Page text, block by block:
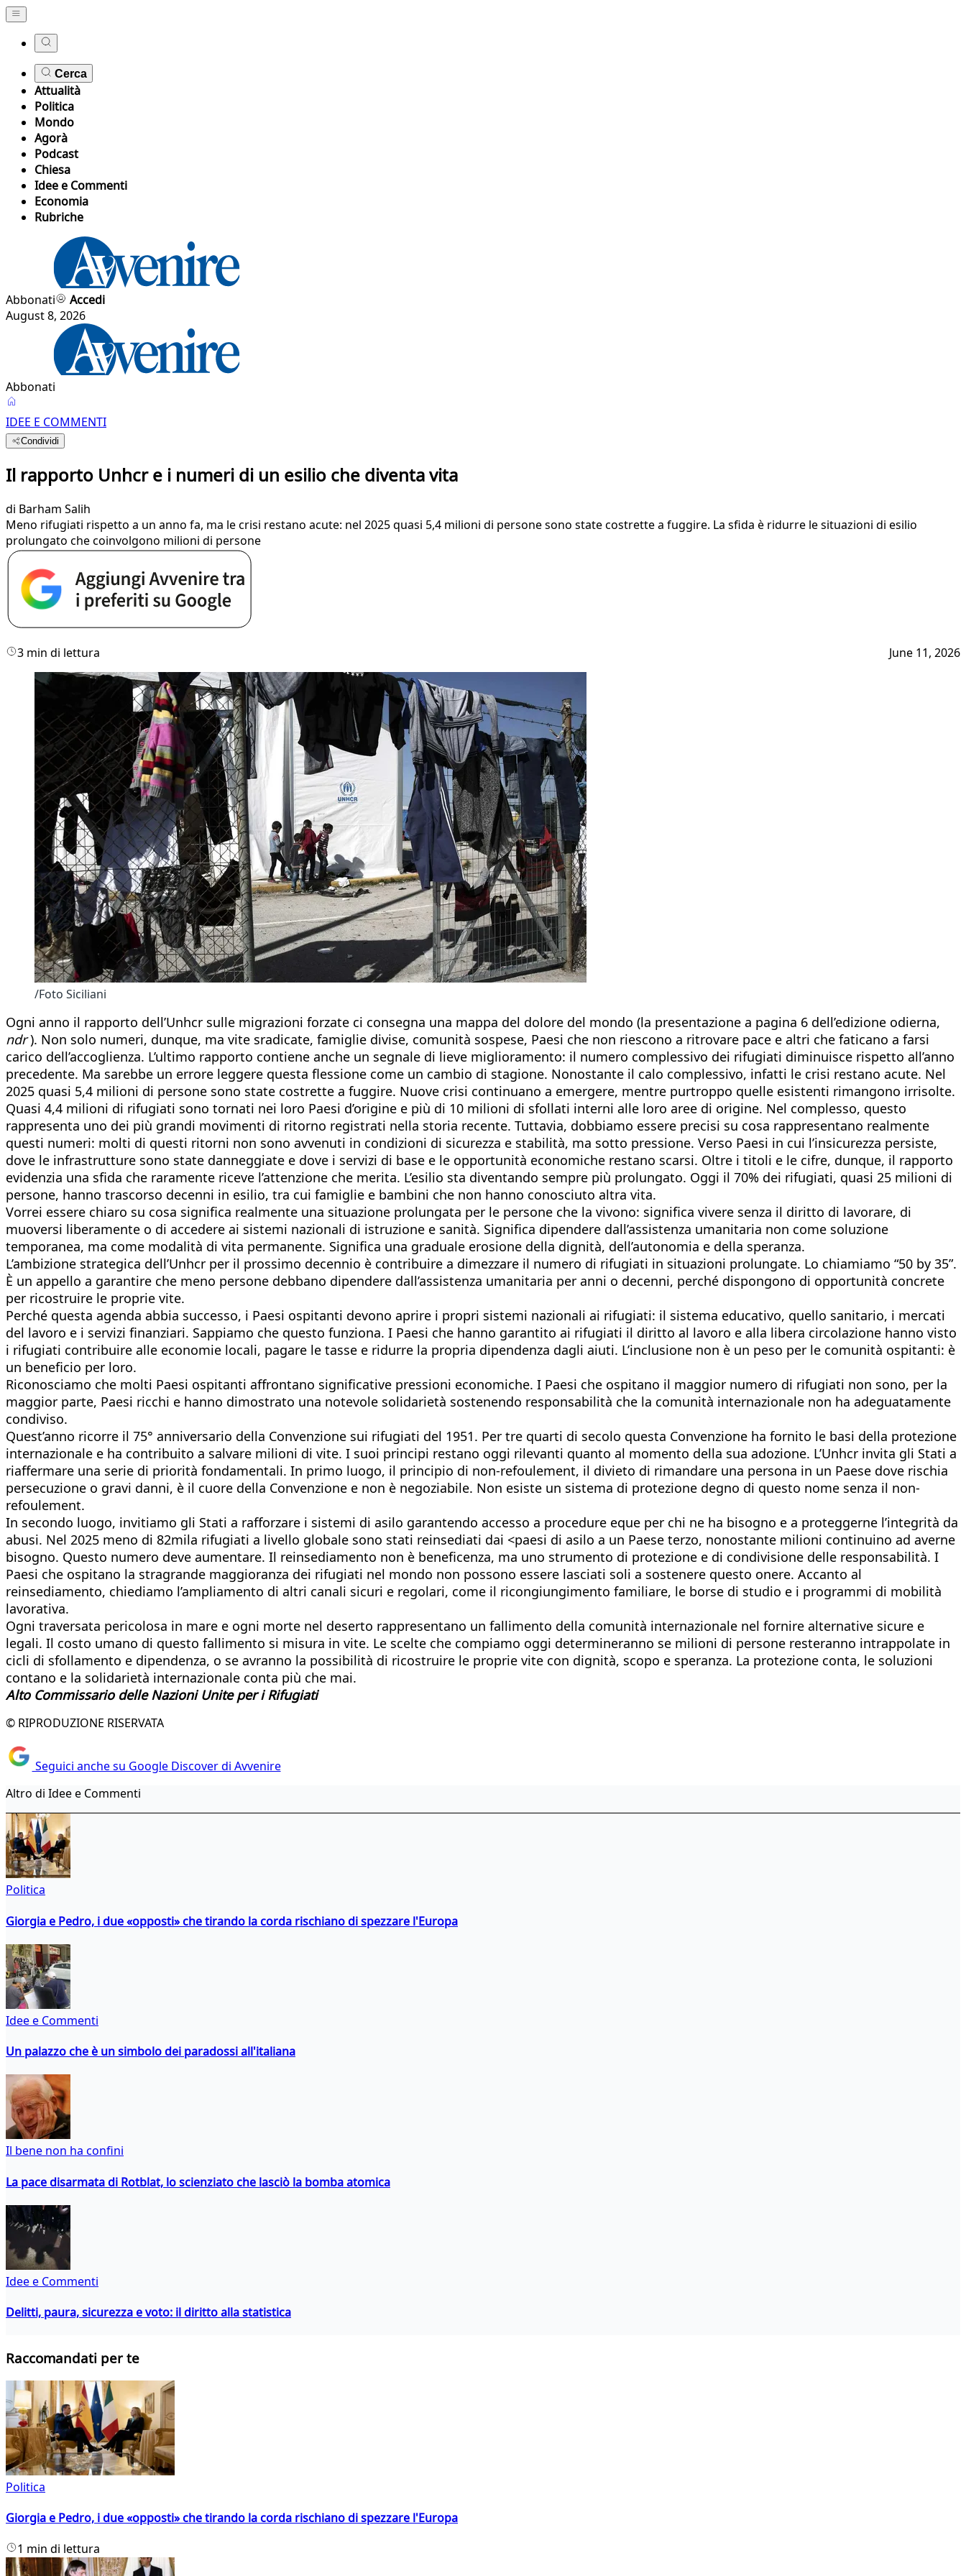
Cerca
Attualità
Politica
Mondo
Agorà
Podcast
Chiesa
Idee e Commenti
Economia
Rubriche
Abbonati
Accedi
August 8, 2026
Abbonati
IDEE E COMMENTI
Condividi
Il rapporto Unhcr e i numeri di un esilio che diventa vita
di Barham Salih
Meno rifugiati rispetto a un anno fa, ma le crisi restano acute: nel 2025 quasi 5,4 milioni di persone sono state costrette a fuggire. La sfida è ridurre le situazioni di esilio
prolungato che coinvolgono milioni di persone
3 min di lettura June 11, 2026
/Foto Siciliani
Ogni anno il rapporto dell’Unhcr sulle migrazioni forzate ci consegna una mappa del dolore del mondo (la presentazione a pagina 6 dell’edizione odierna,
ndr). Non solo numeri, dunque, ma vite sradicate, famiglie divise, comunità sospese, Paesi che non riescono a ritrovare pace e altri che faticano a farsi
carico dell’accoglienza. L’ultimo rapporto contiene anche un segnale di lieve miglioramento: il numero complessivo dei rifugiati diminuisce rispetto all’anno
precedente. Ma sarebbe un errore leggere questa flessione come un cambio di stagione. Nonostante il calo complessivo, infatti le crisi restano acute. Nel
2025 quasi 5,4 milioni di persone sono state costrette a fuggire. Nuove crisi continuano a emergere, mentre purtroppo quelle esistenti rimangono irrisolte.
Quasi 4,4 milioni di rifugiati sono tornati nei loro Paesi d’origine e più di 10 milioni di sfollati interni alle loro aree di origine. Nel complesso, questo
rappresenta uno dei più grandi movimenti di ritorno registrati nella storia recente. Tuttavia, dobbiamo essere precisi su cosa rappresentano realmente
questi numeri: molti di questi ritorni non sono avvenuti in condizioni di sicurezza e stabilità, ma sotto pressione. Verso Paesi in cui l’insicurezza persiste,
dove le infrastrutture sono state danneggiate e dove i servizi di base e le opportunità economiche restano scarsi. Oltre i titoli e le cifre, dunque, il rapporto
evidenzia una sfida che raramente riceve l’attenzione che merita. L’esilio sta diventando sempre più prolungato. Oggi il 70% dei rifugiati, quasi 25 milioni di
persone, hanno trascorso decenni in esilio, tra cui famiglie e bambini che non hanno conosciuto altra vita.
Vorrei essere chiaro su cosa significa realmente una situazione prolungata per le persone che la vivono: significa vivere senza il diritto di lavorare, di
muoversi liberamente o di accedere ai sistemi nazionali di istruzione e sanità. Significa dipendere dall’assistenza umanitaria non come soluzione
temporanea, ma come modalità di vita permanente. Significa una graduale erosione della dignità, dell’autonomia e della speranza.
L’ambizione strategica dell’Unhcr per il prossimo decennio è contribuire a dimezzare il numero di rifugiati in situazioni prolungate. Lo chiamiamo “50 by 35”.
È un appello a garantire che meno persone debbano dipendere dall’assistenza umanitaria per anni o decenni, perché dispongono di opportunità concrete
per ricostruire le proprie vite.
Perché questa agenda abbia successo, i Paesi ospitanti devono aprire i propri sistemi nazionali ai rifugiati: il sistema educativo, quello sanitario, i mercati
del lavoro e i servizi finanziari. Sappiamo che questo funziona. I Paesi che hanno garantito ai rifugiati il diritto al lavoro e alla libera circolazione hanno visto
i rifugiati contribuire alle economie locali, pagare le tasse e ridurre la propria dipendenza dagli aiuti. L’inclusione non è un peso per le comunità ospitanti: è
un beneficio per loro.
Riconosciamo che molti Paesi ospitanti affrontano significative pressioni economiche. I Paesi che ospitano il maggior numero di rifugiati non sono, per la
maggior parte, Paesi ricchi e hanno dimostrato una notevole solidarietà sostenendo responsabilità che la comunità internazionale non ha adeguatamente
condiviso.
Quest’anno ricorre il 75° anniversario della Convenzione sui rifugiati del 1951. Per tre quarti di secolo questa Convenzione ha fornito le basi della protezione
internazionale e ha contribuito a salvare milioni di vite. I suoi principi restano oggi rilevanti quanto al momento della sua adozione. L’Unhcr invita gli Stati a
riaffermare una serie di priorità fondamentali. In primo luogo, il principio di non-refoulement, il divieto di rimandare una persona in un Paese dove rischia
persecuzione o gravi danni, è il cuore della Convenzione e non è negoziabile. Non esiste un sistema di protezione degno di questo nome senza il non-
refoulement.
In secondo luogo, invitiamo gli Stati a rafforzare i sistemi di asilo garantendo accesso a procedure eque per chi ne ha bisogno e a proteggerne l’integrità da
abusi. Nel 2025 meno di 82mila rifugiati a livello globale sono stati reinsediati dai <paesi di asilo a un Paese terzo, nonostante milioni continuino ad averne
bisogno. Questo numero deve aumentare. Il reinsediamento non è beneficenza, ma uno strumento di protezione e di condivisione delle responsabilità. I
Paesi che ospitano la stragrande maggioranza dei rifugiati nel mondo non possono essere lasciati soli a sostenere questo onere. Accanto al
reinsediamento, chiediamo l’ampliamento di altri canali sicuri e regolari, come il ricongiungimento familiare, le borse di studio e i programmi di mobilità
lavorativa.
Ogni traversata pericolosa in mare e ogni morte nel deserto rappresentano un fallimento della comunità internazionale nel fornire alternative sicure e
legali. Il costo umano di questo fallimento si misura in vite. Le scelte che compiamo oggi determineranno se milioni di persone resteranno intrappolate in
cicli di sfollamento e dipendenza, o se avranno la possibilità di ricostruire le proprie vite con dignità, scopo e speranza. La protezione conta, le soluzioni
contano e la solidarietà internazionale conta più che mai.
Alto Commissario delle Nazioni Unite per i Rifugiati
© RIPRODUZIONE RISERVATA
Seguici anche su Google Discover di Avvenire
Altro di Idee e Commenti
Politica
Giorgia e Pedro, i due «opposti» che tirando la corda rischiano di spezzare l'Europa
Idee e Commenti
Un palazzo che è un simbolo dei paradossi all'italiana
Il bene non ha confini
La pace disarmata di Rotblat, lo scienziato che lasciò la bomba atomica
Idee e Commenti
Delitti, paura, sicurezza e voto: il diritto alla statistica
Raccomandati per te
Politica
Giorgia e Pedro, i due «opposti» che tirando la corda rischiano di spezzare l'Europa
1 min di lettura